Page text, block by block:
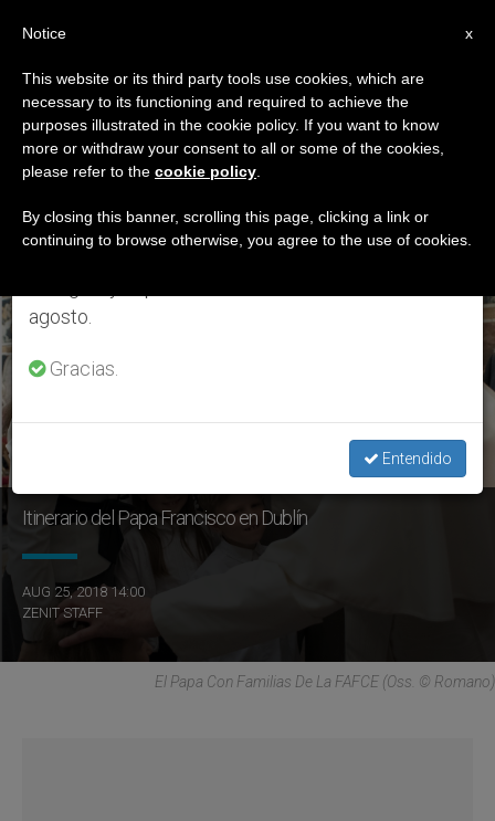
ETIQUETA
Posts Tagged
‘itinerario Papal’
ÚLTIMAS NOTICIAS
Itinerario del Papa Francisco en Dublín
AUG 25, 2018 14:00
ZENIT STAFF
El Papa Con Familias De La FAFCE (Oss. © Romano)
×
Aviso importante
Del 27 de julio al 7 de agosto haremos la pausa
anual, aprovechando que en el periodo de verano
se generan menos informaciones y también el
agosto.
Gracias.
Entendido
x
Notice
This website or its third party tools use cookies, which are
necessary to its functioning and required to achieve the
purposes illustrated in the cookie policy. If you want to know
more or withdraw your consent to all or some of the cookies,
please refer to the cookie policy
By closing this banner, scrolling this page, clicking a link or
continuing to browse otherwise, you agree to the use of cookies.